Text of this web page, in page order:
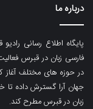
درباره ما
پایگاه اطلاع رسانی
جهان آرا گسترش داده تا
زبان در قبرس مطرح کند.